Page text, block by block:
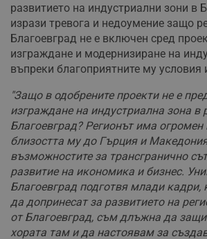
развитието на индустриални зони в
изрази тревога и недоумение защо
Благоевград не е включен сред
изграждане и модернизиране на
въпреки благоприятните му условия
"Защо в одобрените проекти не е
изграждане на индустриална зона в
Благоевград? Регионът има огромен
близостта му до Гърция и
възможностите за трансгранично
развитие на икономика и бизнес.
Благоевград подготвя млади кадри,
да допринесат за развитието на
от Благоевград, съм длъжна да
хората там и да настоявам за